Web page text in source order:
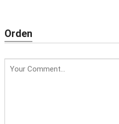
Orden